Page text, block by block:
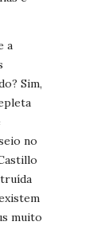
a
Sim,
no
muito